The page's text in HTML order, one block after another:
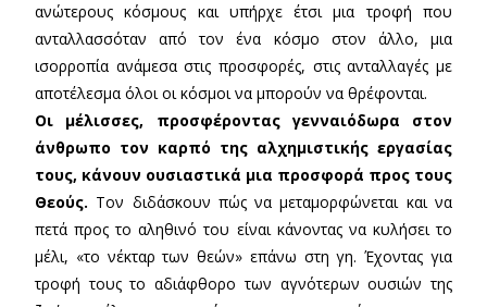
ανώτερους κόσμους και υπήρχε έτσι μια τροφή που
ανταλλασσόταν από τον ένα κόσμο στον άλλο, μια
ισορροπία ανάμεσα στις προσφορές, στις ανταλλαγές με
αποτέλεσμα όλοι οι κόσμοι να μπορούν να θρέφονται.
Οι μέλισσες, προσφέροντας γενναιόδωρα στον
άνθρωπο τον καρπό της αλχημιστικής εργασίας
τους, κάνουν ουσιαστικά μια προσφορά προς τους
Θεούς. Τον διδάσκουν πώς να μεταμορφώνεται και να
πετά προς το αληθινό του είναι κάνοντας να κυλήσει το
μέλι, «το νέκταρ των θεών» επάνω στη γη. Έχοντας για
τροφή τους το αδιάφθορο των αγνότερων ουσιών της